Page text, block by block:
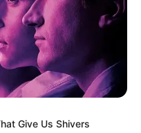
bulan oktober ini kita
berjudul VIP.
akan rencananya tayang
SBS. Drama ini akan
22:00 KST.
cerita yang berbeda dan
Give Us Shivers